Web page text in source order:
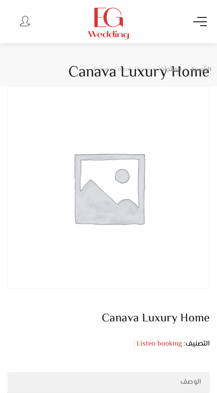
Canava Luxury Home
الرئيسية المنتجات Canava Luxury Home
Canava Luxury Home
التصنيف: Listeo booking
الوصف